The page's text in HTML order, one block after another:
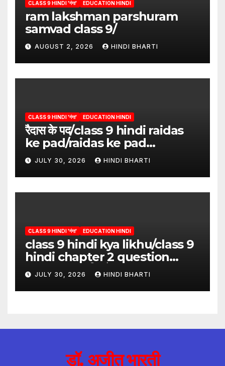
CLASS 9 HINDI 'गंगा' EDUCATION HINDI
ram lakshman parshuram
samvad class 9/
AUGUST 2, 2026 HINDI BHARTI
CLASS 9 HINDI 'गंगा' EDUCATION HINDI
रैदास के पद/class 9 hindi raidas
ke pad/raidas ke pad
question answer/raidas ke
pad class 9
JULY 30, 2026 HINDI BHARTI
CLASS 9 HINDI 'गंगा' EDUCATION HINDI
class 9 hindi kya likhu/class 9
hindi chapter 2 question
answer/क्या लिखूँ-पदुमलाल/class 9
hindi
JULY 30, 2026 HINDI BHARTI
डॉ. अजीत भारती